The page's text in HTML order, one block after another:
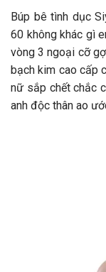
Búp bê tình dục
60 không khác gì
vòng 3 ngoại cỡ
bạch kim cao cấp
nữ sắp chết chắc
anh độc thân ao